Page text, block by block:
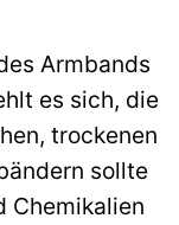
Armbands
es sich, die
trockenen
sollte
Chemikalien